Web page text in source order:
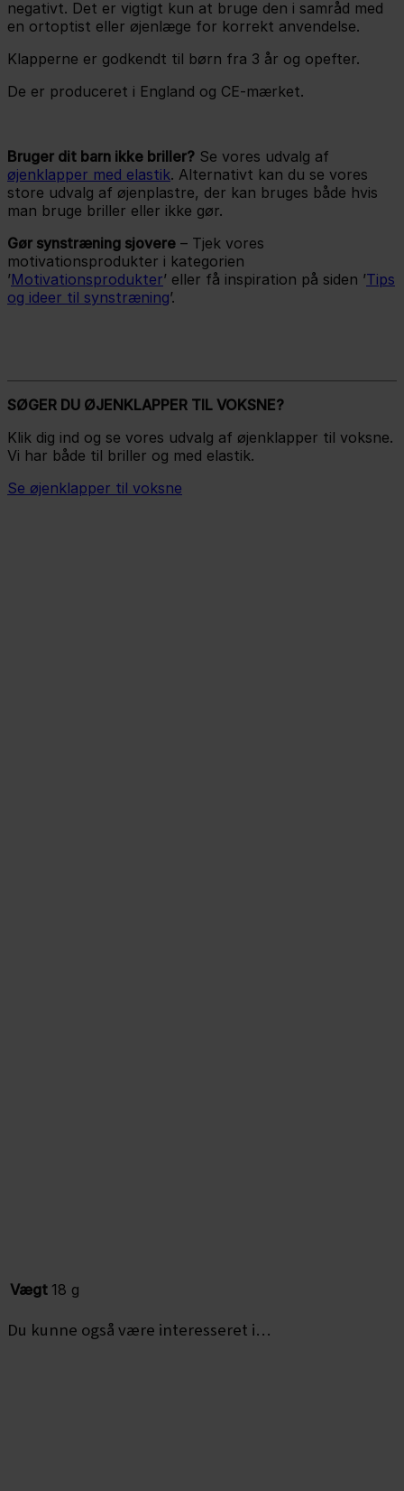
negativt. Det er vigtigt kun at bruge den i samråd med
en ortoptist eller øjenlæge for korrekt anvendelse.
Klapperne er godkendt til børn fra 3 år og opefter.
De er produceret i England og CE-mærket.
Bruger dit barn ikke briller? Se vores udvalg af
øjenklapper med elastik. Alternativt kan du se vores
store udvalg af øjenplastre, der kan bruges både hvis
man bruge briller eller ikke gør.
Gør synstræning sjovere – Tjek vores
motivationsprodukter i kategorien
’Motivationsprodukter’ eller få inspiration på siden ’Tips
og ideer til synstræning’.
SØGER DU ØJENKLAPPER TIL VOKSNE?
Klik dig ind og se vores udvalg af øjenklapper til voksne.
Vi har både til briller og med elastik.
Se øjenklapper til voksne
Vægt 18 g
Du kunne også være interesseret i…